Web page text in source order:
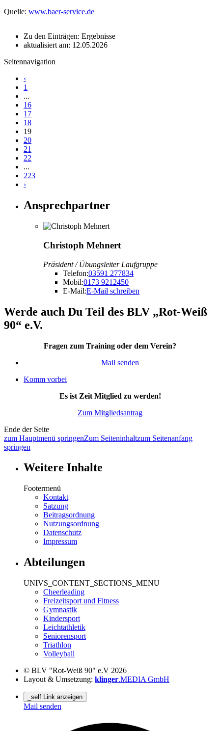
Quelle: www.baer-service.de
Zu den Einträgen: Ergebnisse
aktualisiert am: 12.05.2026
Seitennavigation
‹
1
...
16
17
18
19
20
21
22
...
223
›
Ansprechpartner
Christoph Mehnert
Präsident / Übungsleiter Laufgruppe
Telefon:03591 277834
Mobil:0173 9212450
E-Mail:E-Mail schreiben
Werde auch Du Teil des BLV „Rot-Weiß
90“ e.V.
Fragen zum Training oder dem Verein?
Mail senden
Komm vorbei
Es ist Zeit Mitglied zu werden!
Zum Mitgliedsantrag
Ende der Seite
zum Hauptmenü springenZum Seiteninhaltzum Seitenanfang
springen
Weitere Inhalte
Footermenü
Kontakt
Satzung
Beitragsordnung
Nutzungsordnung
Datenschutz
Impressum
Abteilungen
UNIVS_CONTENT_SECTIONS_MENU
Cheerleading
Freizeitsport und Fitness
Gymnastik
Kindersport
Leichtathletik
Seniorensport
Triathlon
Volleyball
© BLV "Rot-Weiß 90" e.V 2026
Layout & Umsetzung: klinger.MEDIA GmbH
_self Link anzeigen
Mail senden